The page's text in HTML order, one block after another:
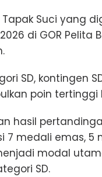
Tapak Suci yang
di GOR
SD, kontingen
poin tertinggi
hasil
7 medali emas, 5
modal
SD.